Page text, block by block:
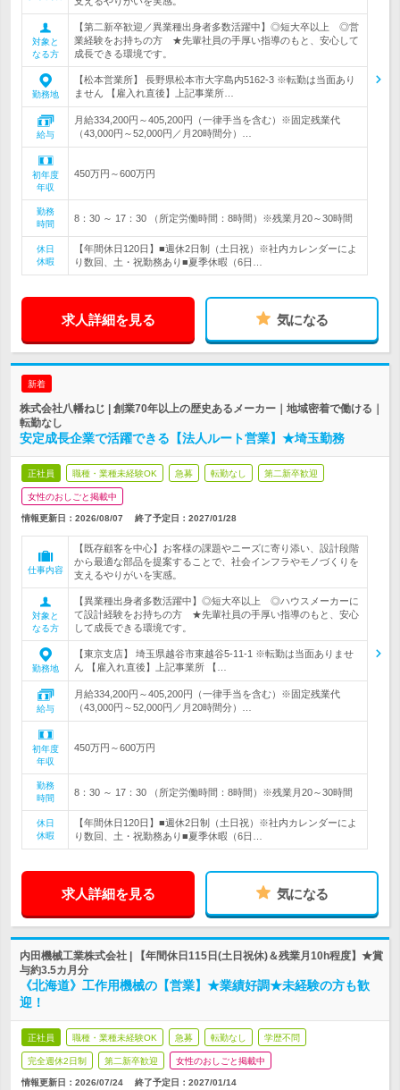
対象と
なる方
【第二新卒歓迎／異業種出身者多数活躍中】◎短大卒以上 ◎営
業経験をお持ちの方 ★先輩社員の手厚い指導のもと、安心して
成長できる環境です。
勤務地
【松本営業所】 長野県松本市大字島内5162-3 ※転勤は当面あり
ません 【雇入れ直後】上記事業所…
給与
月給334,200円～405,200円（一律手当を含む）※固定残業代
（43,000円～52,000円／月20時間分）…
初年度
年収
450万円～600万円
勤務
時間
8：30 ～ 17：30 （所定労働時間：8時間）※残業月20～30時間
休日
休暇
【年間休日120日】■週休2日制（土日祝）※社内カレンダーによ
り数回、土・祝勤務あり■夏季休暇（6日…
求人詳細を見る 気になる
新着
株式会社八幡ねじ | 創業70年以上の歴史あるメーカー｜地域密着で働ける｜
転勤なし
安定成長企業で活躍できる【法人ルート営業】★埼玉勤務
正社員 職種・業種未経験OK 急募 転勤なし 第二新卒歓迎
女性のおしごと掲載中
情報更新日：2026/08/07 終了予定日： 2027/01/28
仕事内容
【既存顧客を中心】お客様の課題やニーズに寄り添い、設計段階
から最適な部品を提案することで、社会インフラやモノづくりを
支えるやりがいを実感。
対象と
なる方
【異業種出身者多数活躍中】◎短大卒以上 ◎ハウスメーカーに
て設計経験をお持ちの方 ★先輩社員の手厚い指導のもと、安心
して成長できる環境です。
勤務地
【東京支店】 埼玉県越谷市東越谷5-11-1 ※転勤は当面ありませ
ん 【雇入れ直後】上記事業所 【…
給与
月給334,200円～405,200円（一律手当を含む）※固定残業代
（43,000円～52,000円／月20時間分）…
初年度
年収
450万円～600万円
勤務
時間
8：30 ～ 17：30 （所定労働時間：8時間）※残業月20～30時間
休日
休暇
【年間休日120日】■週休2日制（土日祝）※社内カレンダーによ
り数回、土・祝勤務あり■夏季休暇（6日…
求人詳細を見る 気になる
内田機械工業株式会社 | 【年間休日115日(土日祝休)＆残業月10h程度】★賞
与約3.5カ月分
《北海道》工作用機械の【営業】★業績好調★未経験の方も歓
迎！
正社員 職種・業種未経験OK 急募 転勤なし 学歴不問
完全週休2日制 第二新卒歓迎 女性のおしごと掲載中
情報更新日：2026/07/24 終了予定日： 2027/01/14